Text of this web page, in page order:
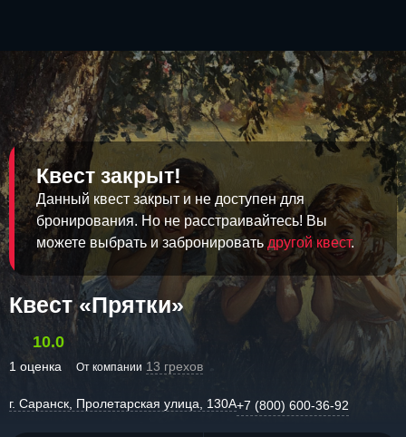
Квест закрыт!
Данный квест закрыт и не доступен для
бронирования. Но не расстраивайтесь! Вы
можете выбрать и забронировать другой квест.
Квест «Прятки»
10.0
1 оценка От компании 13 грехов
г. Саранск, Пролетарская улица, 130А+7 (800) 600-36-92